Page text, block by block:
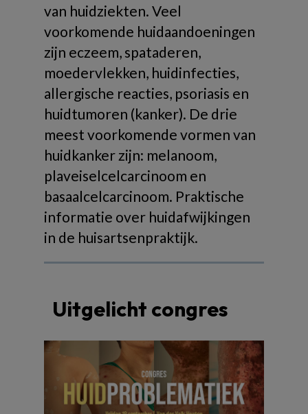
van huidziekten. Veel
voorkomende huidaandoeningen
zijn eczeem, spataderen,
moedervlekken, huidinfecties,
allergische reacties, psoriasis en
huidtumoren (kanker). De drie
meest voorkomende vormen van
huidkanker zijn: melanoom,
plaveiselcelcarcinoom en
basaalcelcarcinoom. Praktische
informatie over huidafwijkingen
in de huisartsenpraktijk.
Uitgelicht congres